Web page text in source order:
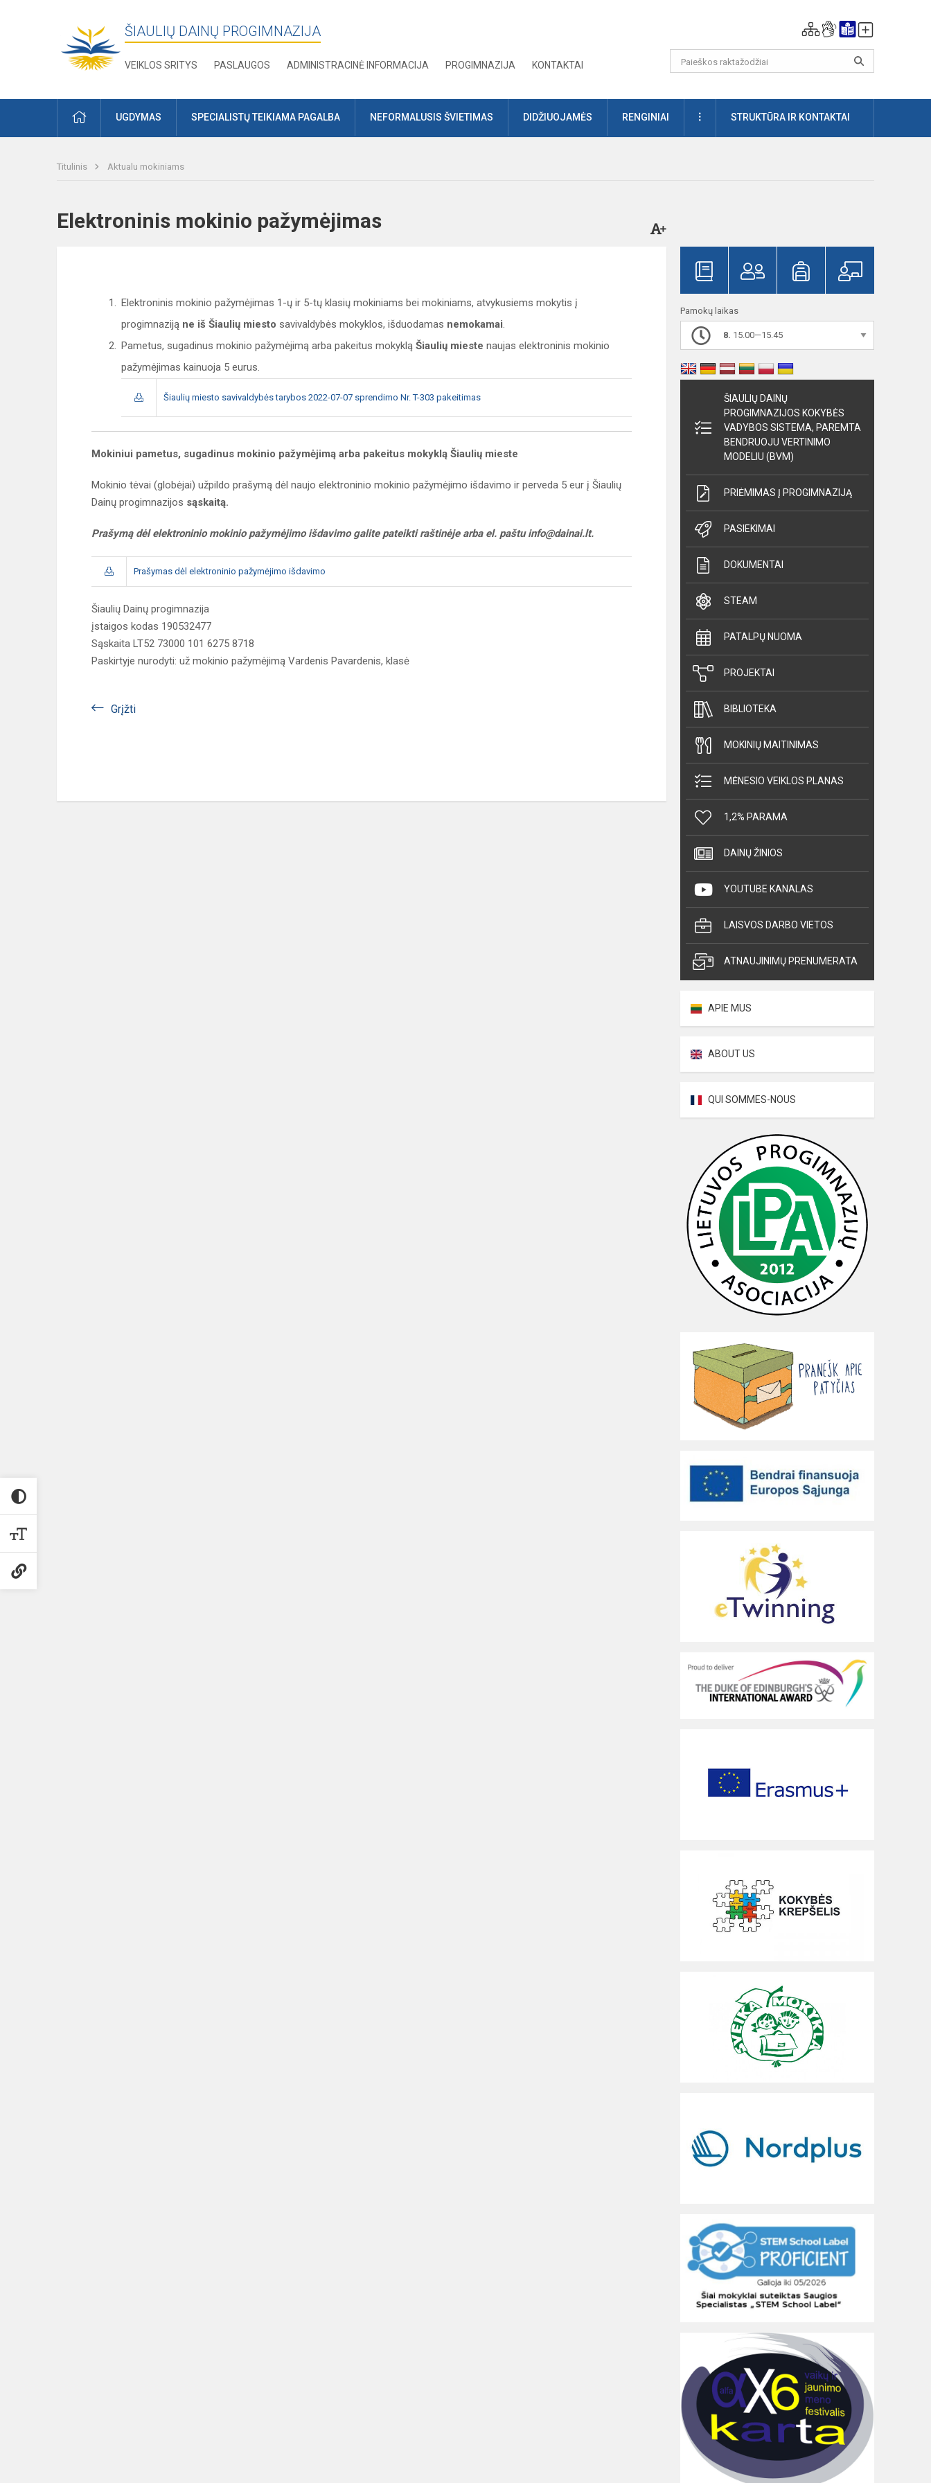
ŠIAULIŲ DAINŲ PROGIMNAZIJA
VEIKLOS SRITYS PASLAUGOS ADMINISTRACINĖ INFORMACIJA PROGIMNAZIJA KONTAKTAI
PRADŽIAUGDYMAS SPECIALISTŲ TEIKIAMA PAGALBA NEFORMALUSIS ŠVIETIMAS DIDŽIUOJAMĖS RENGINIAI DAUGIAUSTRUKTŪRA IR KONTAKTAI
Titulinis Aktualu mokiniams
Elektroninis mokinio pažymėjimas
Elektroninis mokinio pažymėjimas 1-ų ir 5-tų klasių mokiniams bei mokiniams, atvykusiems mokytis į
progimnaziją ne iš Šiaulių miesto savivaldybės mokyklos, išduodamas nemokamai.
Pametus, sugadinus mokinio pažymėjimą arba pakeitus mokyklą Šiaulių mieste naujas elektroninis mokinio
pažymėjimas kainuoja 5 eurus.
Šiaulių miesto savivaldybės tarybos 2022-07-07 sprendimo Nr. T-303 pakeitimas
Mokiniui pametus, sugadinus mokinio pažymėjimą arba pakeitus mokyklą Šiaulių mieste
Mokinio tėvai (globėjai) užpildo prašymą dėl naujo elektroninio mokinio pažymėjimo išdavimo ir perveda 5 eur į Šiaulių
Dainų progimnazijos sąskaitą.
Prašymą dėl elektroninio mokinio pažymėjimo išdavimo galite pateikti raštinėje arba el. paštu info@dainai.lt.
Prašymas dėl elektroninio pažymėjimo išdavimo
Šiaulių Dainų progimnazija
įstaigos kodas 190532477
Sąskaita LT52 73000 101 6275 8718
Paskirtyje nurodyti: už mokinio pažymėjimą Vardenis Pavardenis, klasė
Grįžti
Pamokų laikas
8. 15.00—15.45
ŠIAULIŲ DAINŲ
PROGIMNAZIJOS KOKYBĖS
VADYBOS SISTEMA, PAREMTA
BENDRUOJU VERTINIMO
MODELIU (BVM)
PRIĖMIMAS Į PROGIMNAZIJĄ
PASIEKIMAI
DOKUMENTAI
STEAM
PATALPŲ NUOMA
PROJEKTAI
BIBLIOTEKA
MOKINIŲ MAITINIMAS
MĖNESIO VEIKLOS PLANAS
1,2% PARAMA
DAINŲ ŽINIOS
YOUTUBE KANALAS
LAISVOS DARBO VIETOS
ATNAUJINIMŲ PRENUMERATA
APIE MUS
ABOUT US
QUI SOMMES-NOUS